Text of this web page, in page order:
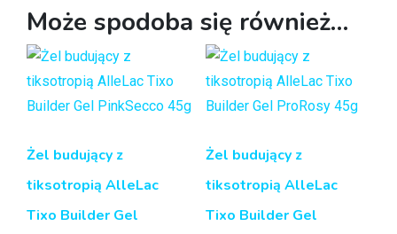
Może spodoba się również…
Żel budujący z
tiksotropią AlleLac
Tixo Builder Gel
Żel budujący z
tiksotropią AlleLac
Tixo Builder Gel